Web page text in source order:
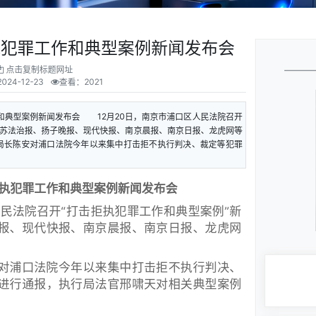
罪工作和典型案例新闻发布会
点击复制标题网址
12-23 查看：2021
典型案例新闻发布会 12月20日，南京市浦口区人民法院召开
法治报、扬子晚报、现代快报、南京晨报、南京日报、龙虎网等
安对浦口法院今年以来集中打击拒不执行判决、裁定等犯罪
犯罪工作和典型案例新闻发布会
院召开“打击拒执犯罪工作和典型案例”新
、现代快报、南京晨报、南京日报、龙虎网
口法院今年以来集中打击拒不执行判决、
行通报，执行局法官邢啸天对相关典型案例
————